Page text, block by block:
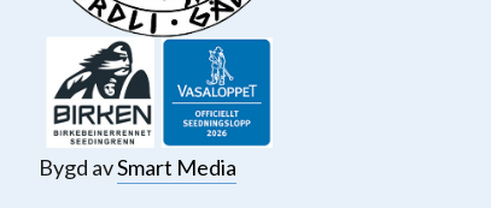
Bygd avSmart Media